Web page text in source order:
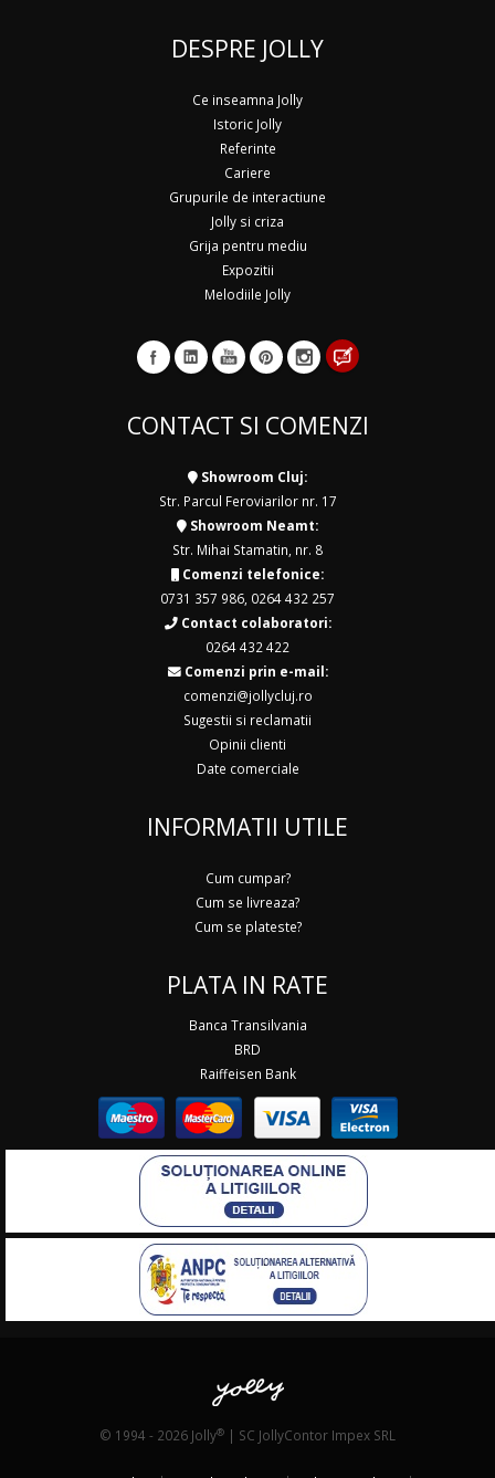
DESPRE JOLLY
Ce inseamna Jolly
Istoric Jolly
Referinte
Cariere
Grupurile de interactiune
Jolly si criza
Grija pentru mediu
Expozitii
Melodiile Jolly
CONTACT SI COMENZI
Showroom Cluj:
Str. Parcul Feroviarilor nr. 17
Showroom Neamt:
Str. Mihai Stamatin, nr. 8
Comenzi telefonice:
0731 357 986 0264 432 257
Contact colaboratori:
0264 432 422
Comenzi prin e-mail:
comenzi@jollycluj.ro
Sugestii si reclamatii
Opinii clienti
Date comerciale
INFORMATII UTILE
Cum cumpar?
Cum se livreaza?
Cum se plateste?
PLATA IN RATE
Banca Transilvania
BRD
Raiffeisen Bank
© 1994 - 2026 Jolly® | SC JollyContor Impex SRL